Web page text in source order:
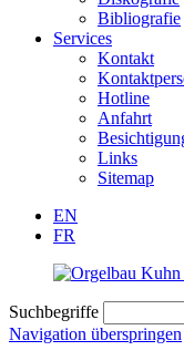
Bibliografie
Services
Kontakt
Hotline
Anfahrt
Links
Sitemap
EN
FR
Suchbegriffe
Navigation überspringen